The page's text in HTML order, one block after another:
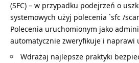
(SFC) – w przypadku podejrzeń o
systemowych użyj polecenia `sfc /
Polecenia uruchomionym jako
automatycznie zweryfikuje i naprawi
Wdrażaj najlepsze praktyki